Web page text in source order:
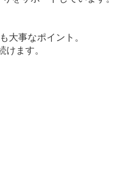
事なポイント。
ます。